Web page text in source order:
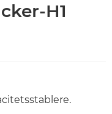
H1